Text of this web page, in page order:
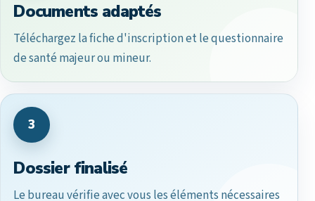
Documents adaptés
Téléchargez la fiche d'inscription et le questionnaire
de santé majeur ou mineur.
3
Dossier finalisé
Le bureau vérifie avec vous les éléments nécessaires